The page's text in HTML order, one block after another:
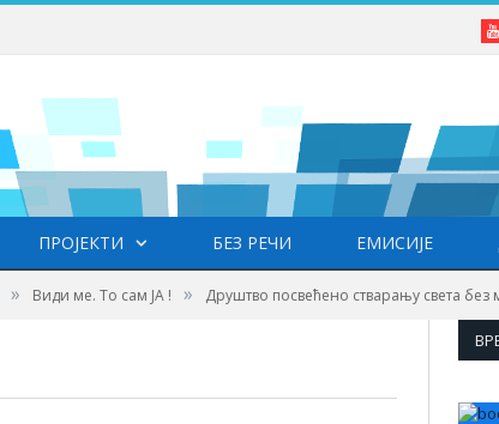
ПРОЈЕКТИ БЕЗ РЕЧИ ЕМИСИЈЕ
» Види ме. То сам ЈА ! » Друштво посвећено стварању света без